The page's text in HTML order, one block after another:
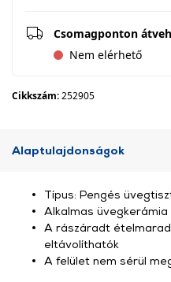
Csomagponton
Nem elérhető
Cikkszám:252905
Alaptulajdonságok
Típus: Pengés
Alkalmas üvegkerámia
A rászáradt
eltávolíthatók
A felület nem sérül